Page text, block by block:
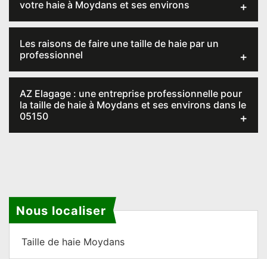
votre haie à Moydans et ses environs
Les raisons de faire une taille de haie par un
professionnel
AZ Elagage : une entreprise professionnelle pour
la taille de haie à Moydans et ses environs dans le
05150
Nous localiser
Taille de haie Moydans